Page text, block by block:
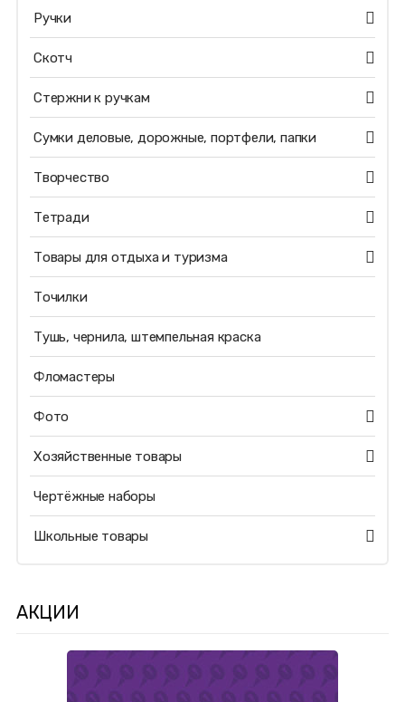
Ручки
Скотч
Стержни к ручкам
Сумки деловые, дорожные, портфели, папки
Творчество
Тетради
Товары для отдыха и туризма
Точилки
Тушь, чернила, штемпельная краска
Фломастеры
Фото
Хозяйственные товары
Чертёжные наборы
Школьные товары
АКЦИИ